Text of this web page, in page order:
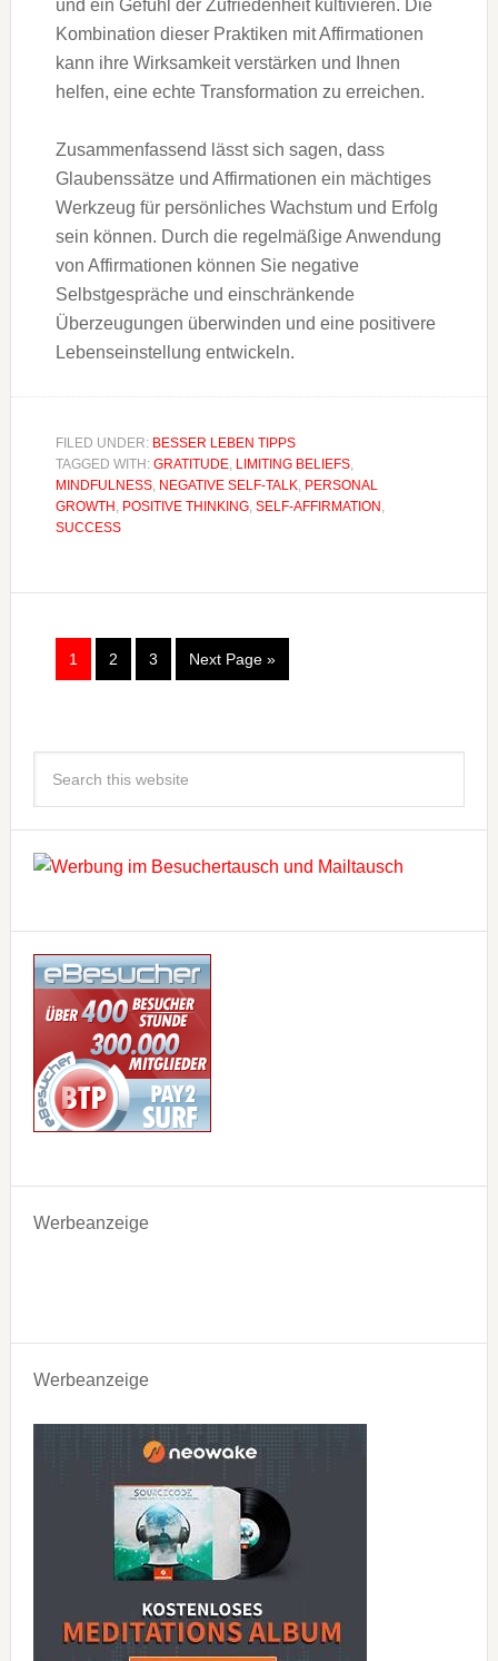
und ein Gefühl der Zufriedenheit kultivieren. Die
Kombination dieser Praktiken mit Affirmationen
kann ihre Wirksamkeit verstärken und Ihnen
helfen, eine echte Transformation zu erreichen.
Zusammenfassend lässt sich sagen, dass
Glaubenssätze und Affirmationen ein mächtiges
Werkzeug für persönliches Wachstum und Erfolg
sein können. Durch die regelmäßige Anwendung
von Affirmationen können Sie negative
Selbstgespräche und einschränkende
Überzeugungen überwinden und eine positivere
Lebenseinstellung entwickeln.
FILED UNDER: BESSER LEBEN TIPPS
TAGGED WITH: GRATITUDE, LIMITING BELIEFS,
MINDFULNESS, NEGATIVE SELF-TALK, PERSONAL
GROWTH , POSITIVE THINKING, SELF-AFFIRMATION ,
SUCCESS
1 2 3 Next Page »
Werbeanzeige
Werbeanzeige